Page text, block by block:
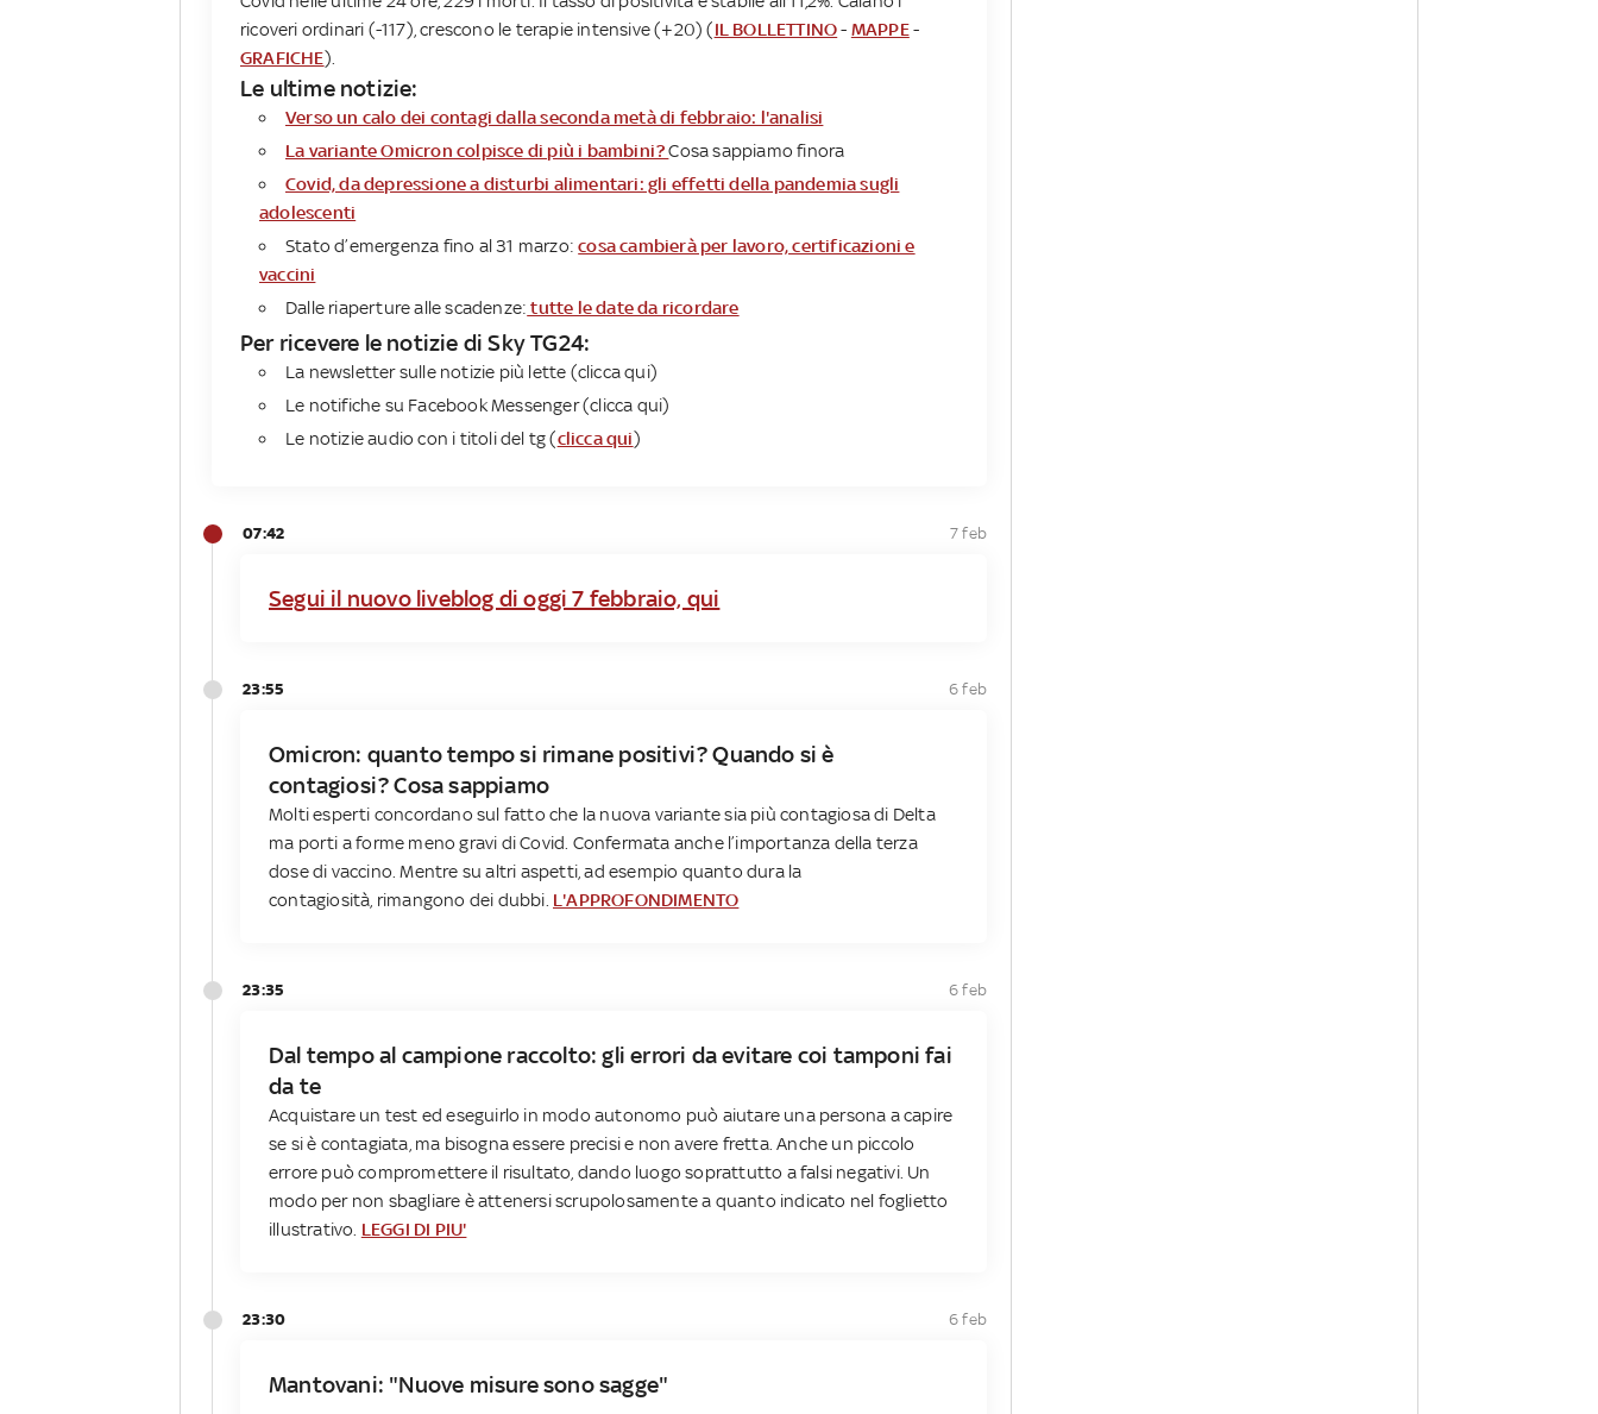
ricoveri ordinari (-117), crescono le terapie intensive (+20) (IL BOLLETTINO- MAPPE-
GRAFICHE).
Le ultime notizie:
Verso un calo dei contagi dalla seconda metà di febbraio: l'analisi
La variante Omicron colpisce di più i bambini?Cosa sappiamo finora
Covid, da depressione a disturbi alimentari: gli effetti della pandemia sugli
adolescenti
Stato d’emergenza fino al 31 marzo:cosa cambierà per lavoro, certificazioni e
vaccini
Dalle riaperture alle scadenze: tutte le date da ricordare
Per ricevere le notizie di Sky TG24​:
La newsletter sulle notizie più lette (clicca qui)
Le notifiche su Facebook Messenger (clicca qui)
Le notizie audio con i titoli del tg (clicca qui)
07:42 7 feb
Segui il nuovo liveblog di oggi 7 febbraio, qui
23:55 6 feb
Omicron: quanto tempo si rimane positivi? Quando si è
contagiosi? Cosa sappiamo
Molti esperti concordano sul fatto che la nuova variante sia più contagiosa di Delta
ma porti a forme meno gravi di Covid. Confermata anche l’importanza della terza
dose di vaccino. Mentre su altri aspetti, ad esempio quanto dura la
contagiosità, rimangono dei dubbi. L'APPROFONDIMENTO
23:35 6 feb
Dal tempo al campione raccolto: gli errori da evitare coi tamponi fai
da te
Acquistare un test ed eseguirlo in modo autonomo può aiutare una persona a capire
se si è contagiata, ma bisogna essere precisi e non avere fretta. Anche un piccolo
errore può compromettere il risultato, dando luogo soprattutto a falsi negativi. Un
modo per non sbagliare è attenersi scrupolosamente a quanto indicato nel foglietto
illustrativo. LEGGI DI PIU'
23:30 6 feb
Mantovani: "Nuove misure sono sagge"